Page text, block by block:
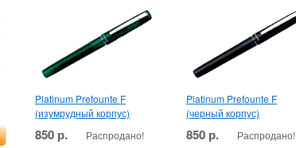
Platinum Prefounte F
(изумрудный корпус)
850 р. Распродано!
Platinum Prefounte F
(черный корпус)
850 р. Распродано!